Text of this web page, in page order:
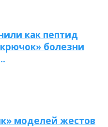
как пептид
болезни
моделей жестов